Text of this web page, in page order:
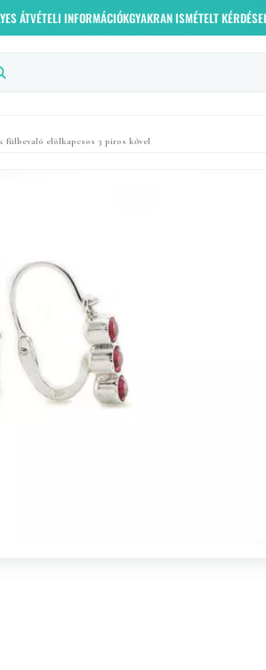
ÁTVÉTELI INFORMÁCIÓKGYAKRAN ISMÉTELT
fülbevaló elölkapcsos 3 piros kővel